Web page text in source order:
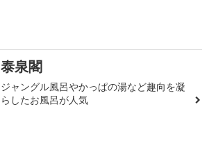
泰泉閣
ジャングル風呂やかっぱの湯など趣向を凝
らしたお風呂が人気